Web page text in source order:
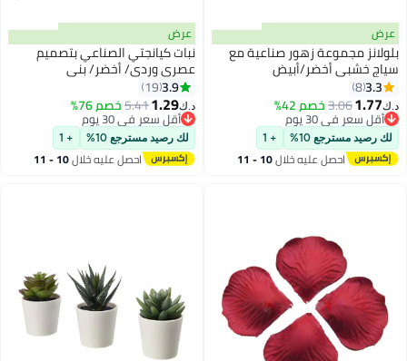
عرض
بلولانز مجموعة زهور صناعية مع
سياج خشبي أخضر/أبيض
3.3
8
د.ك‏1.77
3.06خصم 42%
أقل سعر في 30 يوم
أقل سعر في 30 يوم
لك رصيد مسترجع 10% + 1
احصل عليه خلال 10 - 11
عرض
نبات كيانجتي الصناعي بتصميم
عصري وردي/ أخضر/ بني
83x12x11Ø³Ù†ØªÙŠÙ…ØªØ±
3.9
19
د.ك‏1.29
5.41خصم 76%
أقل سعر في 30 يوم
أقل سعر في 30 يوم
لك رصيد مسترجع 10% + 1
احصل عليه خلال 10 - 11